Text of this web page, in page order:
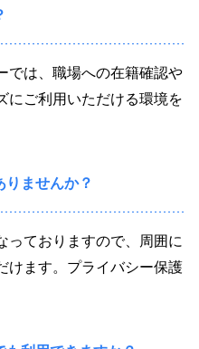
では、職場への在籍確認や
にご利用いただける環境を
ませんか？
っておりますので、周囲に
けます。プライバシー保護